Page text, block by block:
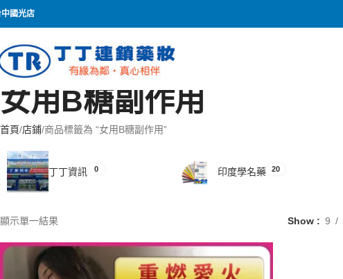
國光店
女用B糖副作用
首頁 店鋪 商品標籤為 “女用B糖副作用”
丁丁資訊 0 印度學名藥 20
顯示單一結果 Show 9